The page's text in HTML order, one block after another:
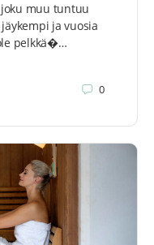
muu tuntuu
ja vuosia
pelkkä�…
0